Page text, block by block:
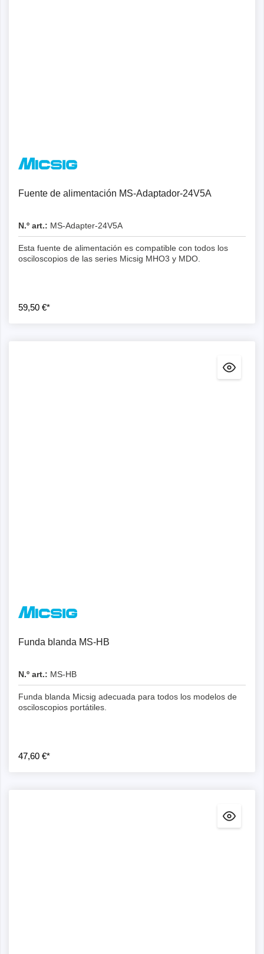
Fuente de alimentación MS-Adaptador-24V5A
N.º art.: MS-Adapter-24V5A
Esta fuente de alimentación es compatible con todos los
osciloscopios de las series Micsig MHO3 y MDO.
59,50 €*
Funda blanda MS-HB
N.º art.: MS-HB
Funda blanda Micsig adecuada para todos los modelos de
osciloscopios portátiles.
47,60 €*